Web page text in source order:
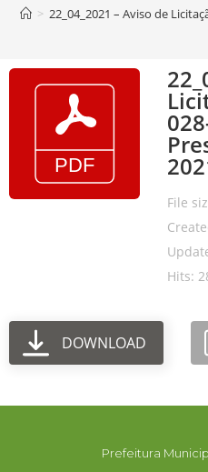
> 22_04_2021 – Aviso de
File
Hits:
DOWNLOAD
Prefeitura